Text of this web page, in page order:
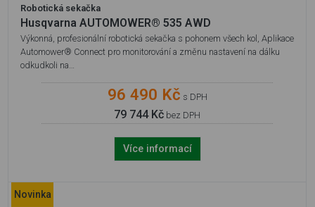
Robotická sekačka
Husqvarna AUTOMOWER® 535 AWD
Výkonná, profesionální robotická sekačka s pohonem všech kol, Aplikace
Automower® Connect pro monitorování a změnu nastavení na dálku
odkudkoli na…
96 490 Kč s DPH
79 744 Kč bez DPH
Více informací
Novinka